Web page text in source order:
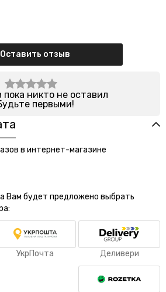
Оставить отзыв
пока никто не оставил
первыми!
в интернет-магазине
Вам будет предложено выбрать
УкрПочта Деливери